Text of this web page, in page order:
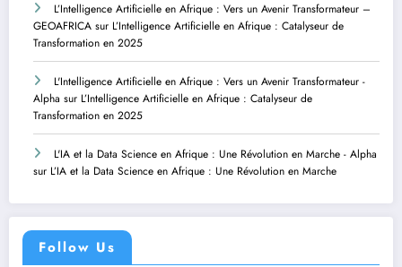
L’Intelligence Artificielle en Afrique : Vers un Avenir Transformateur –
GEOAFRICA sur L’Intelligence Artificielle en Afrique : Catalyseur de
Transformation en 2025
L'Intelligence Artificielle en Afrique : Vers un Avenir Transformateur -
Alpha sur L’Intelligence Artificielle en Afrique : Catalyseur de
Transformation en 2025
L'IA et la Data Science en Afrique : Une Révolution en Marche - Alpha
sur L’IA et la Data Science en Afrique : Une Révolution en Marche
Follow Us